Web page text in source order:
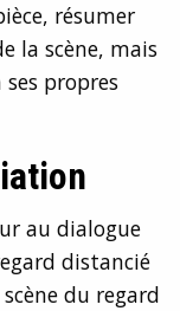
résumer
la scène, mais
propres
au dialogue
distancié
du regard